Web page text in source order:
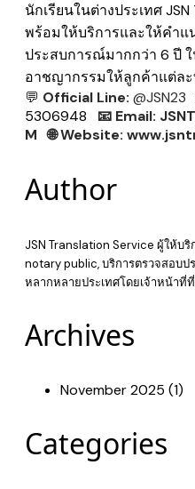
นักเรียนในต่างประเทศ JSN
พร้อมให้บริการและให้คำแ
ประสบการณ์มากกว่า 6 ปี
อาชญากรรมให้ลูกค้าแต่ล
💬 Official Line: @JSN23
5306948
📧 Email:
M
🌐Website:
Author
JSN Translation Service ผู้ให้บ
notary public, บริการตรวจสอบ
หลากหลายประเทศโดยเจ้าหน้า
Archives
November 2025 (1)
Categories